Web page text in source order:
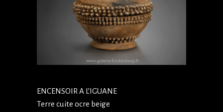
ENCENSOIR A L’IGUANE
Terre cuite ocre beige